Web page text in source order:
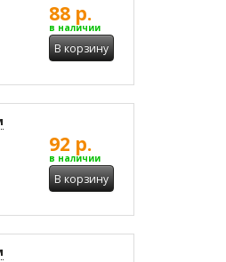
88 р.
в наличии
В корзину
92 р.
в наличии
В корзину